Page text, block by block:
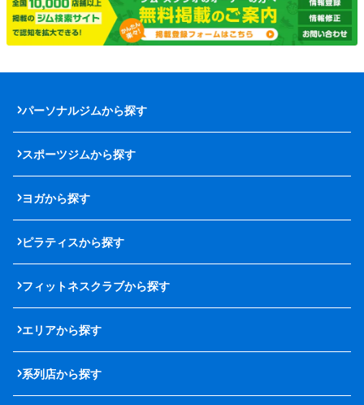
パーソナルジムから探す
スポーツジムから探す
ヨガから探す
ピラティスから探す
フィットネスクラブから探す
エリアから探す
系列店から探す